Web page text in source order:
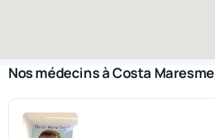
Nos médecins à Costa Maresme